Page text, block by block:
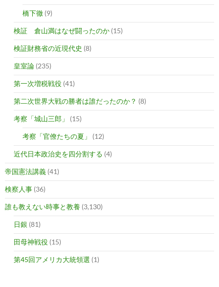
橋下徹 (9)
検証 倉山満はなぜ闘ったのか (15)
検証財務省の近現代史 (8)
皇室論 (235)
第一次増税戦役 (41)
第二次世界大戦の勝者は誰だったのか？ (8)
考察「城山三郎」 (15)
考察「官僚たちの夏」 (12)
近代日本政治史を四分割する (4)
帝国憲法講義 (41)
検察人事 (36)
誰も教えない時事と教養 (3,130)
日銀 (81)
田母神戦役 (15)
第45回アメリカ大統領選 (1)